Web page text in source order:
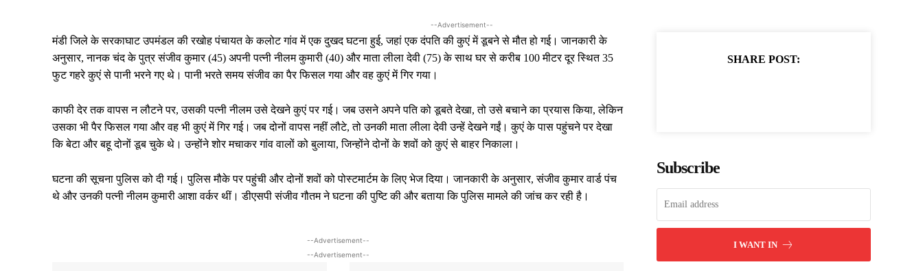
--Advertisement--
मंडी जिले के सरकाघाट उपमंडल की रखोह पंचायत के कलोट गांव में एक दुखद घटना हुई, जहां एक दंपति की कुएं में डूबने से मौत हो गई। जानकारी के
अनुसार, नानक चंद के पुत्र संजीव कुमार (45) अपनी पत्नी नीलम कुमारी (40) और माता लीला देवी (75) के साथ घर से करीब 100 मीटर दूर स्थित 35
फुट गहरे कुएं से पानी भरने गए थे। पानी भरते समय संजीव का पैर फिसल गया और वह कुएं में गिर गया।
काफी देर तक वापस न लौटने पर, उसकी पत्नी नीलम उसे देखने कुएं पर गई। जब उसने अपने पति को डूबते देखा, तो उसे बचाने का प्रयास किया, लेकिन
उसका भी पैर फिसल गया और वह भी कुएं में गिर गई। जब दोनों वापस नहीं लौटे, तो उनकी माता लीला देवी उन्हें देखने गईं। कुएं के पास पहुंचने पर देखा
कि बेटा और बहू दोनों डूब चुके थे। उन्होंने शोर मचाकर गांव वालों को बुलाया, जिन्होंने दोनों के शवों को कुएं से बाहर निकाला।
घटना की सूचना पुलिस को दी गई। पुलिस मौके पर पहुंची और दोनों शवों को पोस्टमार्टम के लिए भेज दिया। जानकारी के अनुसार, संजीव कुमार वार्ड पंच
थे और उनकी पत्नी नीलम कुमारी आशा वर्कर थीं। डीएसपी संजीव गौतम ने घटना की पुष्टि की और बताया कि पुलिस मामले की जांच कर रही है।
--Advertisement--
--Advertisement--
SHARE POST:
Subscribe
I WANT IN